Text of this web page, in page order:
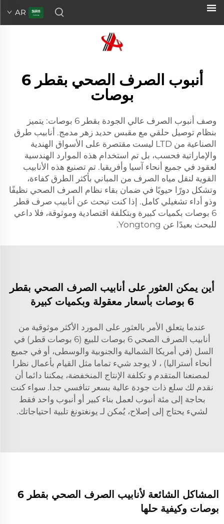
AR
أنبوب الصرف الصحي بقطر 6
بوصات
وصف أنبوب الصرف عالي الجودة بقطر 6 بوصات: يتميز
بنظام توصيل حلقي مع مقبس حديد زهر مدمج. أنابيب طرق
الصناعية من LTD ليست مقتصرة على الأسواق الهندية
والإماراتية فحسب، بل تم استخدام هذه الموارد الهندسية
لعقود في جميع أنحاء آسيا وأفريقيا. تم تصنيع هذه الأنابيب
القوية لنقل مياه الصرف من المباني بأكثر الطرق كفاءة،
وتشكل دورًا حيويًا في ضمان بقاء نظام الصرف الصحي نظيفًا
وذو أداء تشغيلي كامل. إذا كنت تبحث عن أنابيب صرف قطر
6 بوصات بكميات كبيرة وبتكلفة اقتصادية وموثوقة، فلا داعي
للبحث بعيدًا عن Yongtong.
أين يمكن العثور على أنابيب الصرف الصحي بقطر
6 بوصات بأسعار معقولة وبكميات كبيرة
عندما يتعلق الأمر بالعثور على المورد الأكثر موثوقية من
أنابيب الصرف الصحي 6 بوصات للبيع (6 بوصات قطر) في
السل (في أمريكا الشمالية والجنوبية والوسطى، أو في جميع
أنحاء أستراليا) ، لا يوجد شيء تماما مثل القيام بأعمال نظرا
لمصنعنا المتقدم و تكلفة الإنتاج المنخفضة، يمكننا دائما أن
نقدم لك سلع ذات جودة عالية بسعر تنافسي جدا. سواء كنت
بحاجة إلى مئة أنبوب لعمل بناء كبير أو أنبوب واحد فقط
لشيء يحتاج إلى إصلاح، يُمكن لـ يونغتونغ تلبية احتياجاتك.
المشاكل الشائعة لأنابيب الصرف الصحي بقطر 6
بوصات وكيفية حلها